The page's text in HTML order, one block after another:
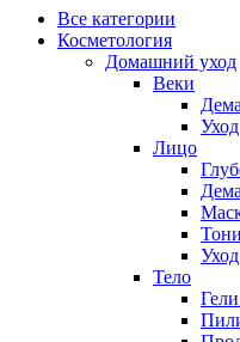
Все категории
Косметология
Домашний уход
Веки
Уход
Лицо
Тело